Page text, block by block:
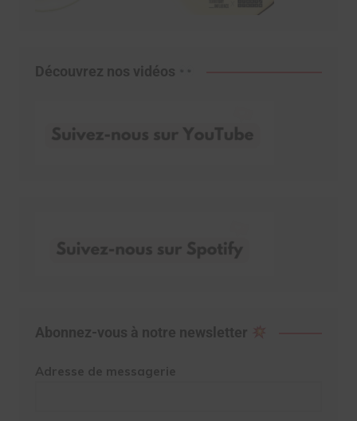
Découvrez nos vidéos
Abonnez-vous à notre newsletter
Adresse de messagerie